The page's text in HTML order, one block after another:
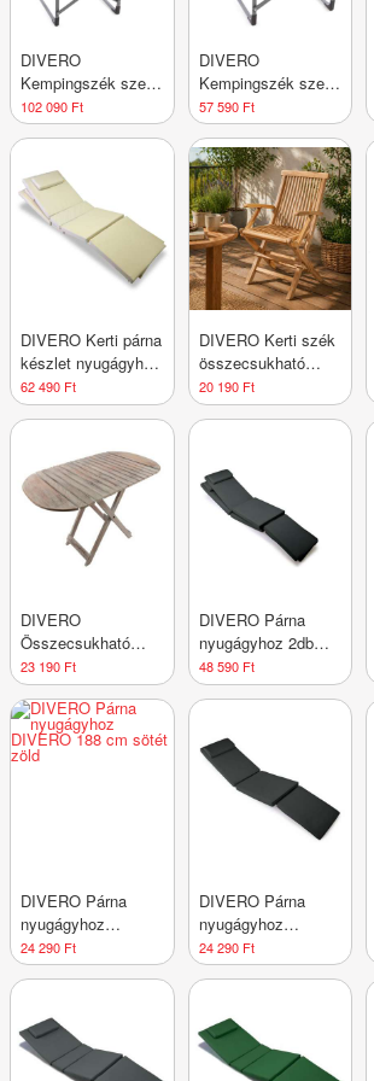
DIVERO
Kempingszék szett
4 db 300D zöld +
asztal
102 090 Ft
DIVERO
Kempingszék szett
asztal-italtartó 2 db
világosszürke
57 590 Ft
DIVERO Kerti párna
készlet nyugágyhoz
krém 2 db
62 490 Ft
DIVERO Kerti szék
összecsukható
tíkfa
20 190 Ft
DIVERO
Összecsukható
asztal vintage 85
cm
23 190 Ft
DIVERO Párna
nyugágyhoz 2db
FLORENTINE
antracit
48 590 Ft
DIVERO Párna
nyugágyhoz
DIVERO 188 cm
sötét zöld
24 290 Ft
DIVERO Párna
nyugágyhoz
FLORENTINE
antracit
24 290 Ft